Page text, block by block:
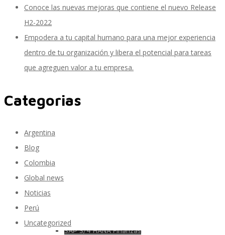
SAP Time and Attendance
SAP Travel OnDemand
Cloud Conveyer
SAP S/4 HANA Finanzas
Conoce las nuevas mejoras que contiene el nuevo Release
H2-2022
Empodera a tu capital humano para una mejor experiencia
dentro de tu organización y libera el potencial para tareas
que agreguen valor a tu empresa.
Categorias
Argentina
Blog
Colombia
Global news
Noticias
Perú
Uncategorized